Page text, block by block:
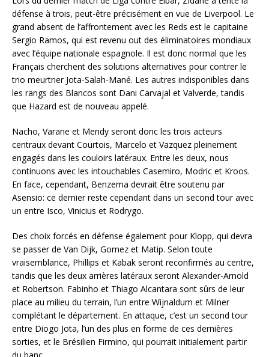
défense à trois, peut-être précisément en vue de Liverpool. Le
grand absent de l’affrontement avec les Reds est le capitaine
Sergio Ramos, qui est revenu out des éliminatoires mondiaux
avec l’équipe nationale espagnole. Il est donc normal que les
Français cherchent des solutions alternatives pour contrer le
trio meurtrier Jota-Salah-Mané. Les autres indisponibles dans
les rangs des Blancos sont Dani Carvajal et Valverde, tandis
que Hazard est de nouveau appelé.
Nacho, Varane et Mendy seront donc les trois acteurs
centraux devant Courtois, Marcelo et Vazquez pleinement
engagés dans les couloirs latéraux. Entre les deux, nous
continuons avec les intouchables Casemiro, Modric et Kroos.
En face, cependant, Benzema devrait être soutenu par
Asensio: ce dernier reste cependant dans un second tour avec
un entre Isco, Vinicius et Rodrygo.
Des choix forcés en défense également pour Klopp, qui devra
se passer de Van Dijk, Gomez et Matip. Selon toute
vraisemblance, Phillips et Kabak seront reconfirmés au centre,
tandis que les deux arrières latéraux seront Alexander-Arnold
et Robertson. Fabinho et Thiago Alcantara sont sûrs de leur
place au milieu du terrain, l’un entre Wijnaldum et Milner
complétant le département. En attaque, c’est un second tour
entre Diogo Jota, l’un des plus en forme de ces dernières
sorties, et le Brésilien Firmino, qui pourrait initialement partir